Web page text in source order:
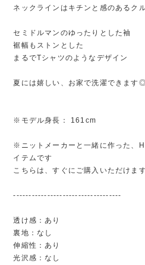
ネックラインはキチンと感のあるク
セミドルマンのゆったりとした袖
裾幅もストンとした
まるでTシャツのようなデザイン
夏には嬉しい、お家で洗濯できます
※モデル身長： 161cm
※ニットメーカーと一緒に作った、
イテムです
こちらは、すぐにご購入いただけま
-----------------------------------
透け感：あり
裏地：なし
伸縮性：あり
光沢感：なし